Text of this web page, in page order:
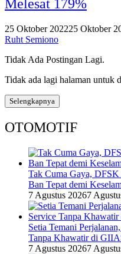
Melesat 179%
25 Oktober 202225 Oktober
Ruht Semiono
Tidak Ada Postingan Lagi.
Tidak ada lagi halaman untuk
Selengkapnya
OTOMOTIF
Tak Cuma Gaya,
Ban Tepat demi
7 Agustus 20267
Setia Temani
Tanpa Khawatir di
7 Agustus 20267